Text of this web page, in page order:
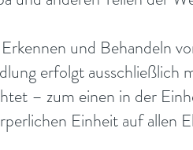
und Behandeln
erfolgt ausschließlich
– zum einen in der
Einheit auf allen